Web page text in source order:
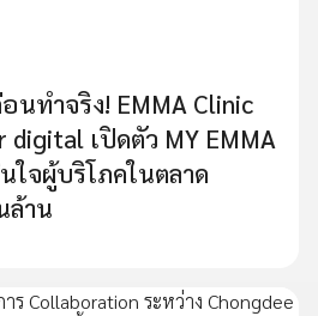
นทำจริง! EMMA Clinic
digital เปิดตัว MY EMMA
ใจผู้บริโภคในตลาด
ล้าน